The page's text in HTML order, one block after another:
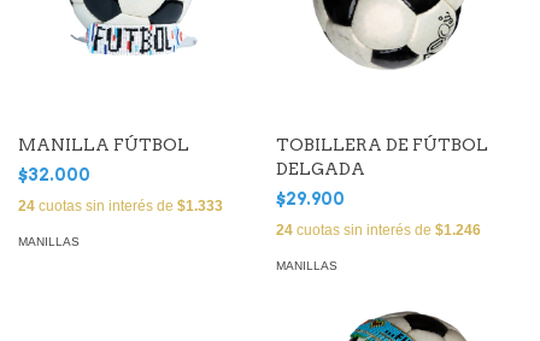
MANILLA FÚTBOL
$32.000
24 cuotas sin interés de $1.333
MANILLAS
TOBILLERA DE FÚTBOL
DELGADA
$29.900
24 cuotas sin interés de $1.246
MANILLAS